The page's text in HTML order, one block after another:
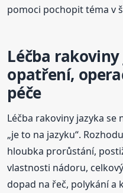
pomoci pochopit téma v
Léčba
opatření,
péče
Léčba rakoviny jazyka
„je to na jazyku“.
hloubka prorůstání,
vlastnosti nádoru,
dopad na řeč, polykání a